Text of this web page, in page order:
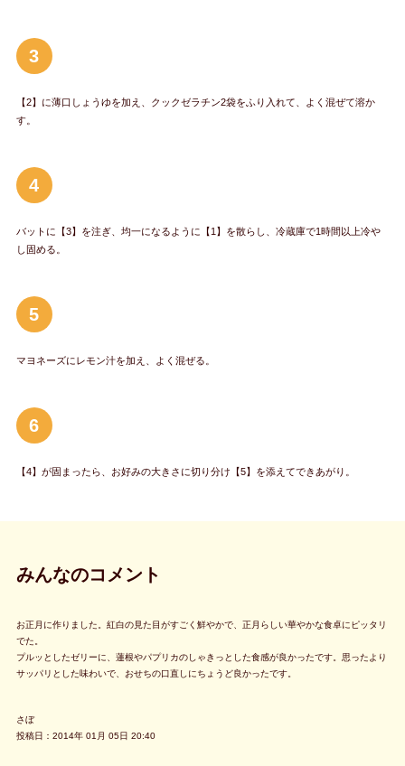
3
【2】に薄口しょうゆを加え、クックゼラチン2袋をふり入れて、よく混ぜて溶か
す。
4
バットに【3】を注ぎ、均一になるように【1】を散らし、冷蔵庫で1時間以上冷や
し固める。
5
マヨネーズにレモン汁を加え、よく混ぜる。
6
【4】が固まったら、お好みの大きさに切り分け【5】を添えてできあがり。
みんなのコメント
お正月に作りました。紅白の見た目がすごく鮮やかで、正月らしい華やかな食卓にピッタリ
でた。
プルッとしたゼリーに、蓮根やパプリカのしゃきっとした食感が良かったです。思ったより
サッパリとした味わいで、おせちの口直しにちょうど良かったです。
さぼ
投稿日：2014年 01月 05日 20:40